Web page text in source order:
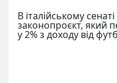
В італійському
законопроєкт, який
у 2% з доходу від